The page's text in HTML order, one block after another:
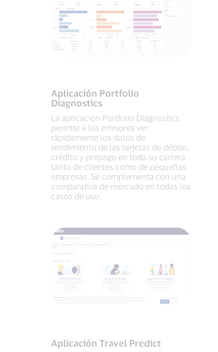
Aplicación Portfolio
Diagnostics
La aplicación Portfolio Diagnostics
permite a los emisores ver
rápidamente los datos de
rendimiento de las tarjetas de débito,
crédito y prepago en toda su cartera
tanto de clientes como de pequeñas
empresas. Se complementa con una
comparativa de mercado en todas los
casos de uso.
Aplicación Travel Predict